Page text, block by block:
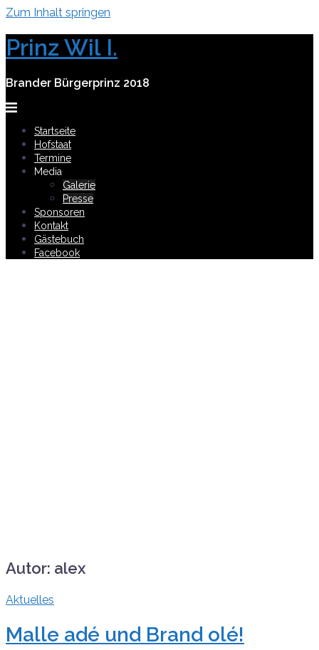
Zum Inhalt springen
Prinz Wil I.
Brander Bürgerprinz 2018
Startseite
Hofstaat
Termine
Media
Galerie
Presse
Sponsoren
Kontakt
Gästebuch
Facebook
Autor: alex
Aktuelles
Malle adé und Brand olé!